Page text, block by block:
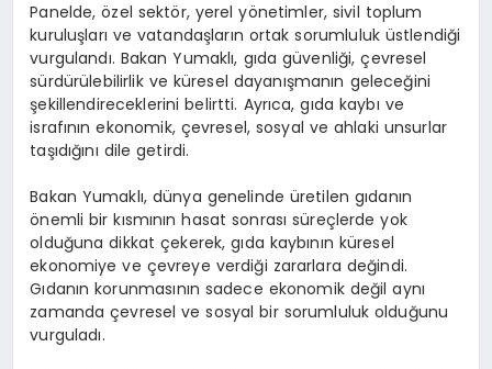
Panelde, özel sektör, yerel yönetimler, sivil toplum
kuruluşları ve vatandaşların ortak sorumluluk üstlendiği
vurgulandı. Bakan Yumaklı, gıda güvenliği, çevresel
sürdürülebilirlik ve küresel dayanışmanın geleceğini
şekillendireceklerini belirtti. Ayrıca, gıda kaybı ve
israfının ekonomik, çevresel, sosyal ve ahlaki unsurlar
taşıdığını dile getirdi.
Bakan Yumaklı, dünya genelinde üretilen gıdanın
önemli bir kısmının hasat sonrası süreçlerde yok
olduğuna dikkat çekerek, gıda kaybının küresel
ekonomiye ve çevreye verdiği zararlara değindi.
Gıdanın korunmasının sadece ekonomik değil aynı
zamanda çevresel ve sosyal bir sorumluluk olduğunu
vurguladı.